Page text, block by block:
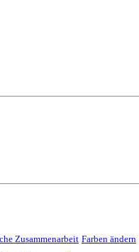
Zusammenarbeit Farben ändern